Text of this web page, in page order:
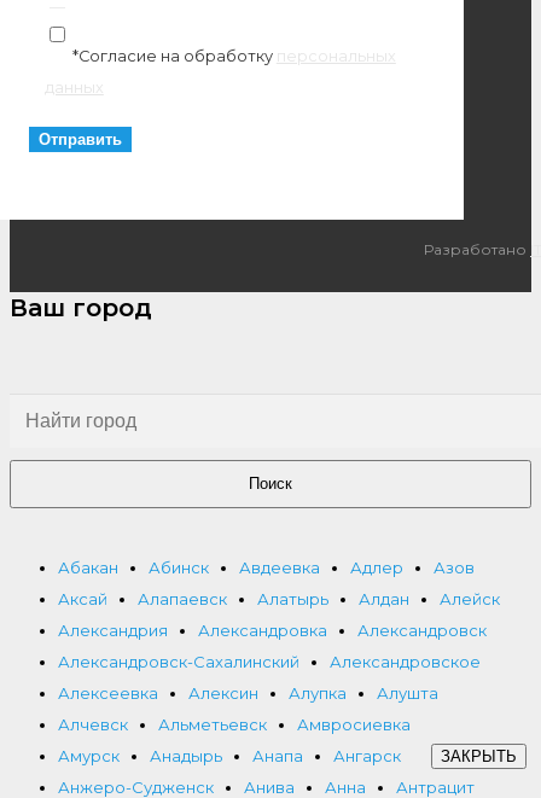
*Согласие на обработку персональных
данных
Разработано
Ваш город
Поиск
Абакан Абинск Авдеевка Адлер
Азов
Аксай
Алапаевск Алатырь Алдан
Алейск
Александрия
Александровка
Александровск
Александровск-Сахалинский
Александровское
Алексеевка
Алексин Алупка
Алушта
Алчевск
Альметьевск
Амвросиевка
Амурск
Анадырь Анапа
Ангарск
Анжеро-Судженск
Анива Анна
Антрацит
ЗАКРЫТЬ